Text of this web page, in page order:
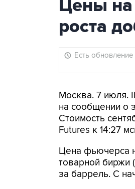
Цены на
роста
Есть обновление
Москва. 7 июля.
на сообщении о
Стоимость
Futures к 14:27
Цена фьючерса
товарной биржи
за баррель. С